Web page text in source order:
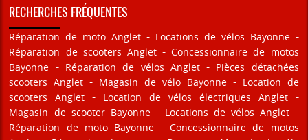
RECHERCHES FRÉQUENTES
Réparation de moto Anglet
Locations de vélos Bayonne
Réparation de scooters Anglet
Concessionnaire de motos
Bayonne
Réparation de vélos Anglet
Pièces détachées
scooters Anglet
Magasin de vélo Bayonne
Location de
scooters Anglet
Location de vélos électriques Anglet
Magasin de scooter Bayonne
Locations de vélos Anglet
Réparation de moto Bayonne
Concessionnaire de motos